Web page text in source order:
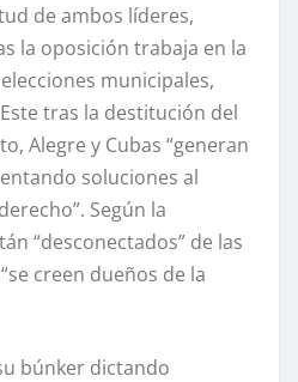
de ambos líderes,
la oposición trabaja en la
municipales,
tras la destitución del
Alegre y Cubas “generan
soluciones al
Según la
“desconectados” de las
creen dueños de la
búnker dictando